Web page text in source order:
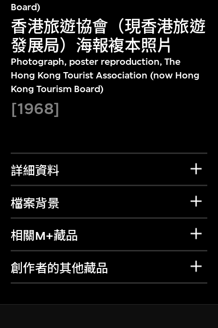
Board)
香港旅遊協會（現香港旅遊
發展局）海報複本照片
Photograph, poster reproduction, The
Hong Kong Tourist Association (now Hong
Kong Tourism Board)
[1968]
詳細資料
檔案背景
相關M+藏品
創作者的其他藏品